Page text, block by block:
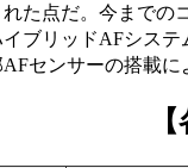
た点だ。今までの
ブリッドAFシステ
センサーの搭載に